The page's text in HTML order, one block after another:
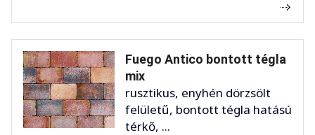
Fuego Antico bontott tégla
mix
rusztikus, enyhén dörzsölt
felületű, bontott tégla hatású
térkő, ...